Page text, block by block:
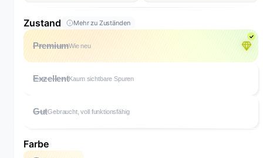
Zustand Mehr zu Zuständen
PremiumWie neu
ExzellentKaum sichtbare Spuren
GutGebraucht, voll funktionsfähig
Farbe